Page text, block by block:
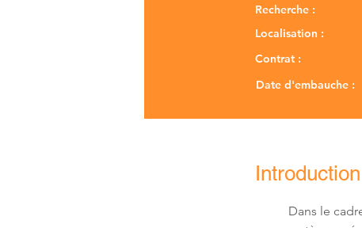
Recherche :
Localisation :
Contrat :
Date d'embauche :
Introduction
Dans le